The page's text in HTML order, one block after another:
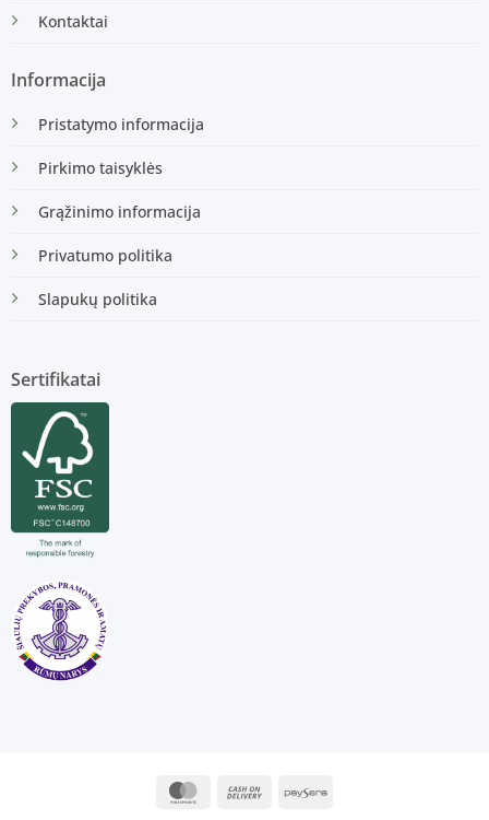
Kontaktai
Informacija
Pristatymo informacija
Pirkimo taisyklės
Grąžinimo informacija
Privatumo politika
Slapukų politika
Sertifikatai
MasterCardCash
Paysera